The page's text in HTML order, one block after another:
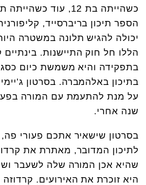
כשהייתה בת 12, עוד
הספר תיכון בריברסייד,
יכולה להגיש תלונה במשטרה
הללו חל חוק התיישנות.
בתפקידה והיא משמשת כיום
בתיכון באלהמברה. בסרטון
שנה אחרי.
בסרטון שישאיר אתכם פעורי
לתיכון המדובר, מאתרת את
שהיא אכן המורה שלה לשעבר
היא זוכרת את האירועים.